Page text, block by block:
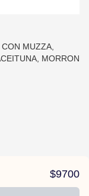
MUZZA,
MORRON
$9700